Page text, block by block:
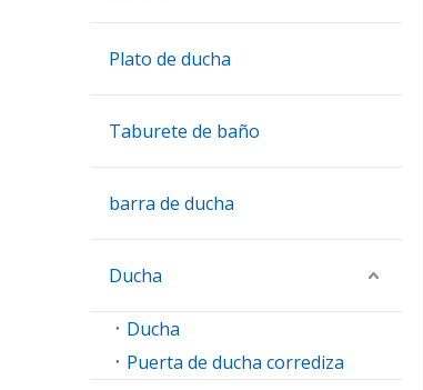
Plato de ducha
Taburete de baño
barra de ducha
Ducha
Ducha
Puerta de ducha corrediza